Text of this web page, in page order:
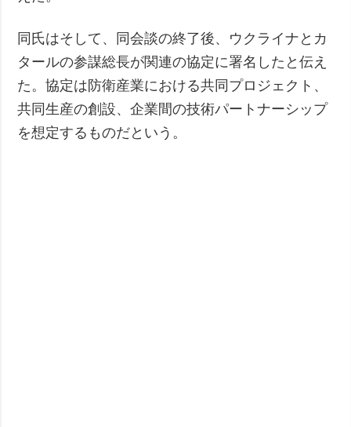
同氏はそして、同会談の終了後、ウクライナとカ
タールの参謀総長が関連の協定に署名したと伝え
た。協定は防衛産業における共同プロジェクト、
共同生産の創設、企業間の技術パートナーシップ
を想定するものだという。